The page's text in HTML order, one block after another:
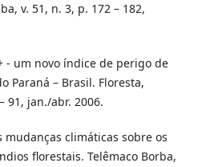
v. 51, n. 3, p. 172 – 182,
- um novo índice de perigo de
Paraná – Brasil. Floresta,
91, jan./abr. 2006.
mudanças climáticas sobre os
florestais. Telêmaco Borba,